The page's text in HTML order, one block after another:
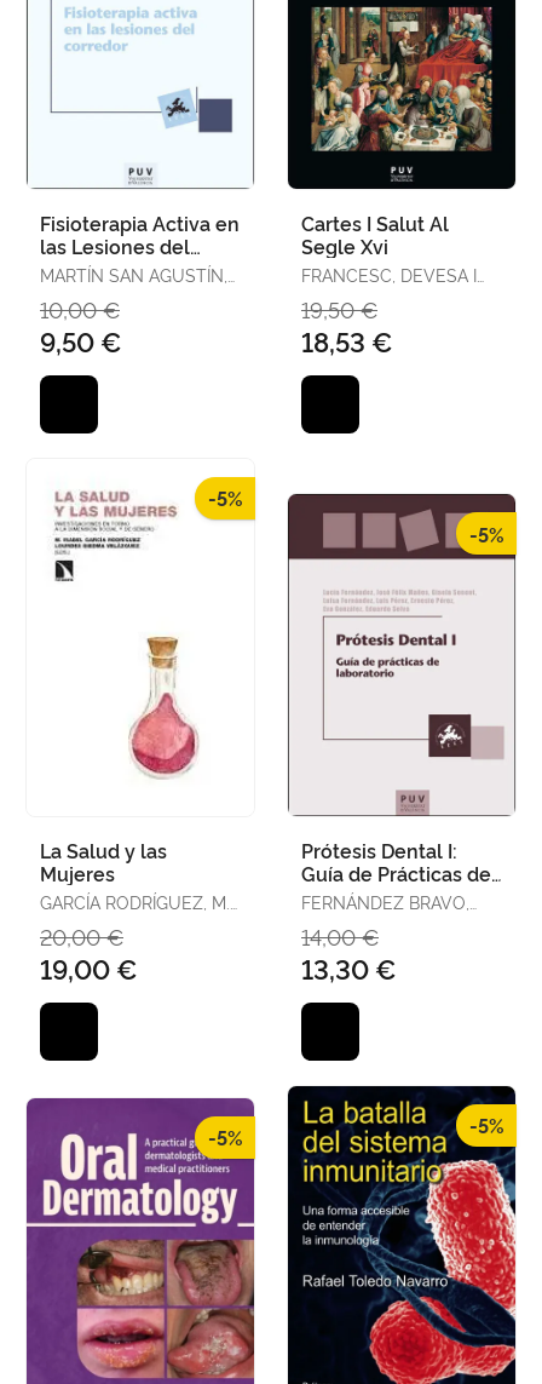
Fisioterapia Activa en
las Lesiones del
Corredor
MARTÍN SAN AGUSTÍN,
ESCUDER, ADRIÁN
10,00 €
9,50 €
Cartes I Salut Al
Segle Xvi
FRANCESC, DEVESA I
19,50 €
18,53 €
-5%
La Salud y las
Mujeres
GARCÍA RODRÍGUEZ, M.
VELÁZQUEZ, LOURDES
20,00 €
19,00 €
-5%
Prótesis Dental I:
Guía de Prácticas de
Laboratorio
FERNÁNDEZ BRAVO,
ESTEVAN, LUCÍA /
GONZÁLEZ ANGULO,
EVA / MAÑES FERRER,
JOSÉ F.
14,00 €
13,30 €
-5% -5%